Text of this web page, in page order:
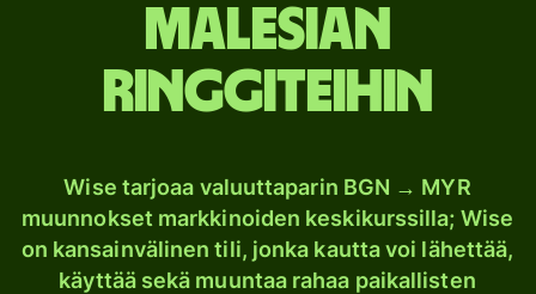
Malesian
ringgiteihin
Wise tarjoaa valuuttaparin BGN → MYR
muunnokset markkinoiden keskikurssilla; Wise
on kansainvälinen tili, jonka kautta voi lähettää,
käyttää sekä muuntaa rahaa paikallisten